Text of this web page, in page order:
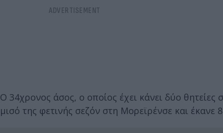
Ο 34χρονος άσος, ο οποίος έχει κάνει δύο
μισό της φετινής σεζόν στη Μορεϊρένσε και